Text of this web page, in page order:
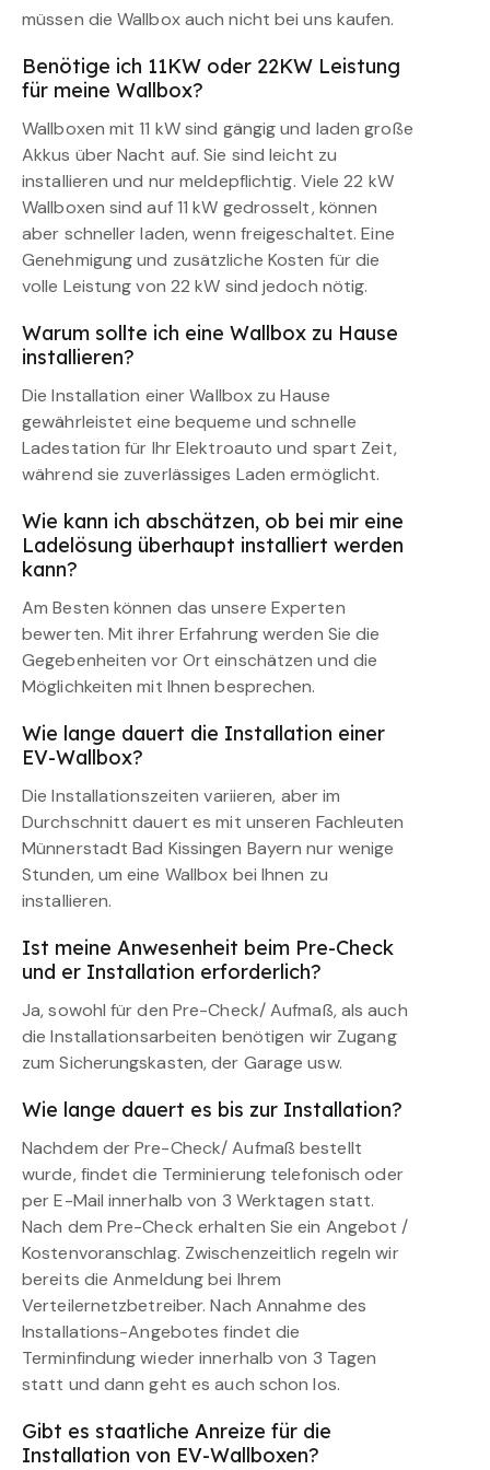
müssen die Wallbox auch nicht bei uns kaufen.
Benötige ich 11KW oder 22KW Leistung
für meine Wallbox?
Wallboxen mit 11 kW sind gängig und laden große
Akkus über Nacht auf. Sie sind leicht zu
installieren und nur meldepflichtig. Viele 22 kW
Wallboxen sind auf 11 kW gedrosselt, können
aber schneller laden, wenn freigeschaltet. Eine
Genehmigung und zusätzliche Kosten für die
volle Leistung von 22 kW sind jedoch nötig.
Warum sollte ich eine Wallbox zu Hause
installieren?
Die Installation einer Wallbox zu Hause
gewährleistet eine bequeme und schnelle
Ladestation für Ihr Elektroauto und spart Zeit,
während sie zuverlässiges Laden ermöglicht.
Wie kann ich abschätzen, ob bei mir eine
Ladelösung überhaupt installiert werden
kann?
Am Besten können das unsere Experten
bewerten. Mit ihrer Erfahrung werden Sie die
Gegebenheiten vor Ort einschätzen und die
Möglichkeiten mit Ihnen besprechen.
Wie lange dauert die Installation einer
EV-Wallbox?
Die Installationszeiten variieren, aber im
Durchschnitt dauert es mit unseren Fachleuten
Münnerstadt Bad Kissingen Bayern nur wenige
Stunden, um eine Wallbox bei Ihnen zu
installieren.
Ist meine Anwesenheit beim Pre-Check
und er Installation erforderlich?
Ja, sowohl für den Pre-Check/ Aufmaß, als auch
die Installationsarbeiten benötigen wir Zugang
zum Sicherungskasten, der Garage usw.
Wie lange dauert es bis zur Installation?
Nachdem der Pre-Check/ Aufmaß bestellt
wurde, findet die Terminierung telefonisch oder
per E-Mail innerhalb von 3 Werktagen statt.
Nach dem Pre-Check erhalten Sie ein Angebot /
Kostenvoranschlag. Zwischenzeitlich regeln wir
bereits die Anmeldung bei Ihrem
Verteilernetzbetreiber. Nach Annahme des
Installations-Angebotes findet die
Terminfindung wieder innerhalb von 3 Tagen
statt und dann geht es auch schon los.
Gibt es staatliche Anreize für die
Installation von EV-Wallboxen?